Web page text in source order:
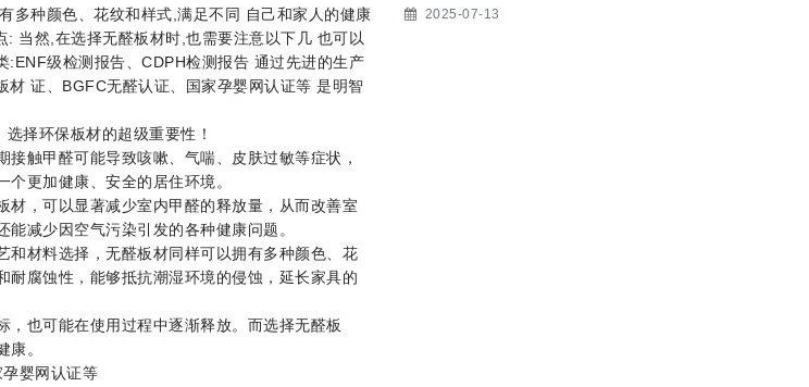
多种颜色、花纹和样式,满足不同 自己和家人的健康
当然,在选择无醛板材时,也需要注意以下几 也可以
级检测报告、CDPH检测报告 通过先进的生产
证、BGFC无醛认证、国家孕婴网认证等 是明智
择环保板材的超级重要性！
触甲醛可能导致咳嗽、气喘、皮肤过敏等症状，
更加健康、安全的居住环境。
，可以显著减少室内甲醛的释放量，从而改善室
减少因空气污染引发的各种健康问题。
材料选择，无醛板材同样可以拥有多种颜色、花
腐蚀性，能够抵抗潮湿环境的侵蚀，延长家具的
也可能在使用过程中逐渐释放。而选择无醛板
。
婴网认证等
2025-07-13